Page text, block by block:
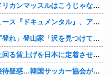
【ミツバチ注意報】やっぱりアメリカンマッスルはこうじゃないとな・・・。ダッジが「直6ツインターボ、600馬力」の新型「チャージャー ”スーパービー”」を発表
【芸能】松本人志企画・プロデュース『ドキュメンタル』、アメリカで初の制作が決定
登山家「山で迷ったらとりあえず登れ」登山家「沢を見つけて下山しろ」←これ結局どっちが正解なの？
【政府】高市総理「物価上昇を上回る賃上げを日本に定着させる」 国家公務員月給3.51％増へ 人事院の勧告を受け
【今はやってない】審判への性接待疑惑…韓国サッカー協会が声明「現在は一切発生していない」